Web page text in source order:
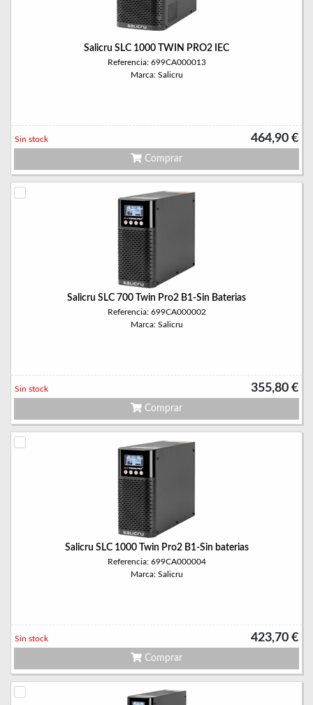
Salicru SLC 1000 TWIN PRO2 IEC
Referencia: 699CA000013
Marca: Salicru
464,90 €
Sin stock
Comprar
Salicru SLC 700 Twin Pro2 B1-Sin Baterias
Referencia: 699CA000002
Marca: Salicru
355,80 €
Sin stock
Comprar
Salicru SLC 1000 Twin Pro2 B1-Sin baterias
Referencia: 699CA000004
Marca: Salicru
423,70 €
Sin stock
Comprar